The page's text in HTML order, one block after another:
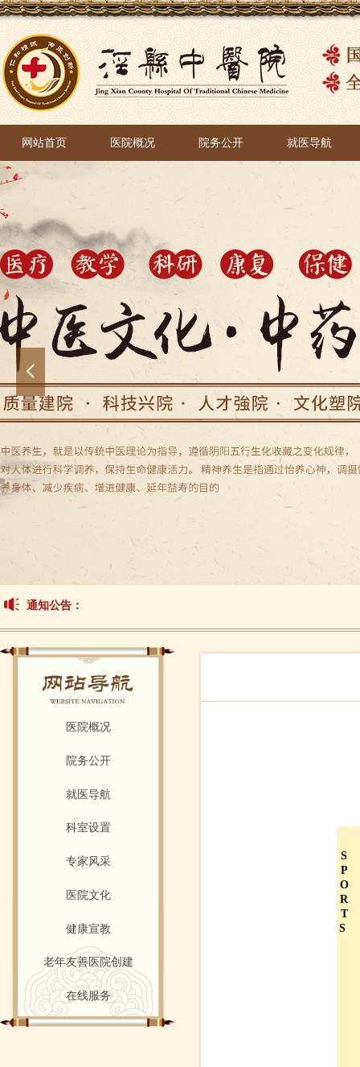
넳
通知公告：
网站首页
网站首页
医院概况 院务公开 就医导航
S
P
O
R
T
S
医院概况
院务公开
就医导航
科室设置
专家风采
医院文化
健康宣教
老年友善医院创建
在线服务